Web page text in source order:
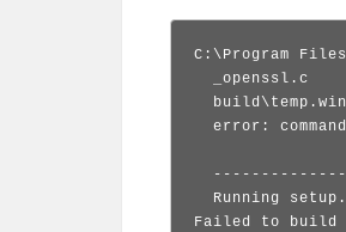
C:\Program
  _openssl.c
error:
Running
Failed to build